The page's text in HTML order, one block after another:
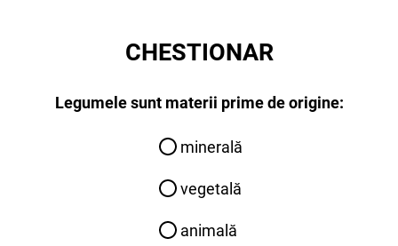
CHESTIONAR
Legumele sunt materii prime de origine:
minerală
vegetală
animală